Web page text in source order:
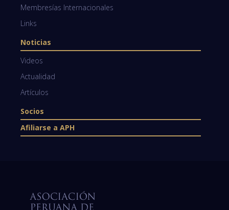
Membresías Internacionales
Links
Noticias
Videos
Actualidad
Artículos
Socios
Afiliarse a APH